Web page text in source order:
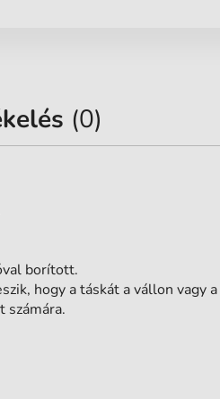
(0)
borított.
hogy a táskát a vállon vagy
számára.